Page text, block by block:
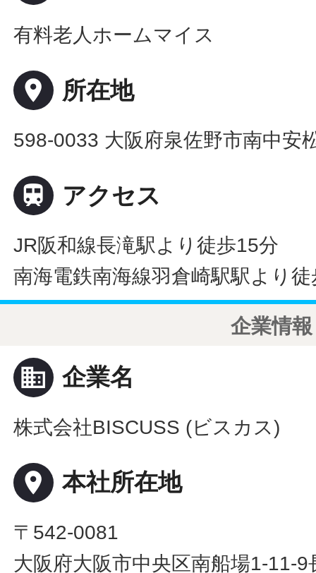
有料老人ホームマイス
place 所在地
598-0033 大阪府泉佐野市南中安
 アクセス
JR阪和線長滝駅より徒歩15分
南海電鉄南海線羽倉崎駅駅より
企業情報
business 企業名
株式会社BISCUSS (ビスカス)
place 本社所在地
〒542-0081
大阪府大阪市中央区南船場1-11-